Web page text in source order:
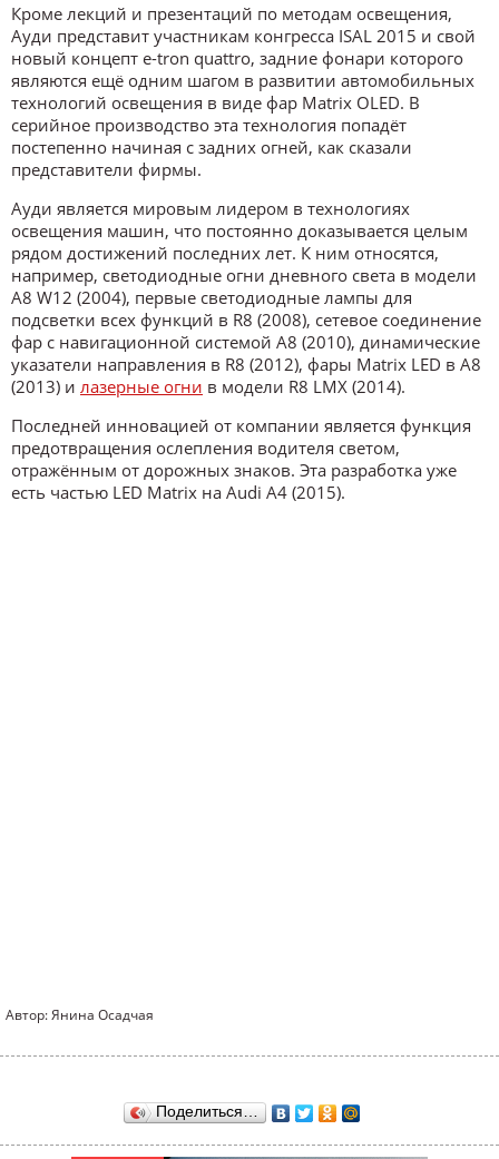
Кроме лекций и презентаций по методам освещения,
Ауди представит участникам конгресса ISAL 2015 и свой
новый концепт e-tron quattro, задние фонари которого
являются ещё одним шагом в развитии автомобильных
технологий освещения в виде фар Matrix OLED. В
серийное производство эта технология попадёт
постепенно начиная с задних огней, как сказали
представители фирмы.
Ауди является мировым лидером в технологиях
освещения машин, что постоянно доказывается целым
рядом достижений последних лет. К ним относятся,
например, светодиодные огни дневного света в модели
A8 W12 (2004), первые светодиодные лампы для
подсветки всех функций в R8 (2008), сетевое соединение
фар с навигационной системой A8 (2010), динамические
указатели направления в R8 (2012), фары Matrix LED в A8
(2013) и лазерные огни в модели R8 LMX (2014).
Последней инновацией от компании является функция
предотвращения ослепления водителя светом,
отражённым от дорожных знаков. Эта разработка уже
есть частью LED Matrix на Audi A4 (2015).
Автор: Янина Осадчая
Поделиться…